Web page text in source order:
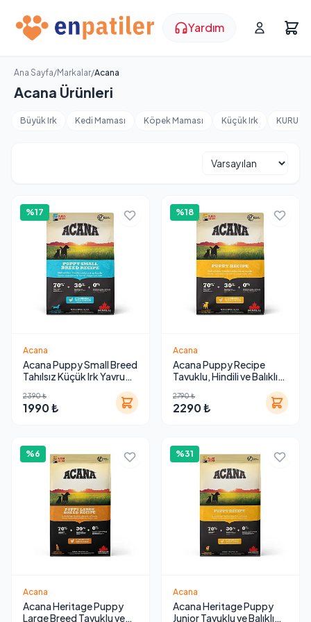
Yardım
Ana Sayfa/Markalar/Acana
Acana Ürünleri
Büyük Irk Kedi Maması Köpek Maması Küçük Irk KURU
%17
Acana
Acana Puppy Small Breed
Tahılsız Küçük Irk Yavru
2390 ₺
1990 ₺
%18
Acana
Acana Puppy Recipe
Tavuklu, Hindili ve Balıklı
Maması 2 kg
2790 ₺
2290 ₺
%6
Acana
Acana Heritage Puppy
Large Breed Tavuklu ve
%31
Acana
Acana Heritage Puppy
Junior Tavuklu ve Balıklı